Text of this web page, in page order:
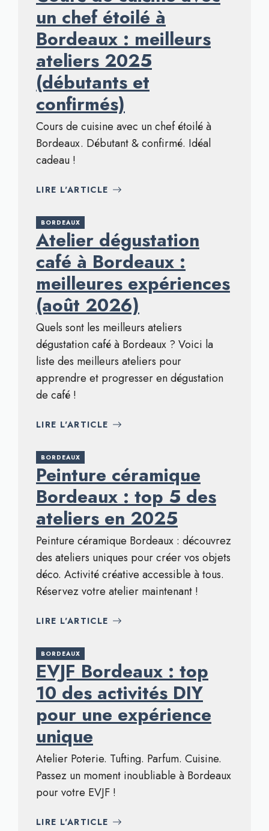
un chef étoilé à
Bordeaux : meilleurs
ateliers 2025
(débutants et
confirmés)
Cours de cuisine avec un chef étoilé à
Bordeaux. Débutant & confirmé. Idéal
cadeau !
LIRE L'ARTICLE
BORDEAUX
Atelier dégustation
café à Bordeaux :
meilleures expériences
(août 2026)
Quels sont les meilleurs ateliers
dégustation café à Bordeaux ? Voici la
liste des meilleurs ateliers pour
apprendre et progresser en dégustation
de café !
LIRE L'ARTICLE
BORDEAUX
Peinture céramique
Bordeaux : top 5 des
ateliers en 2025
Peinture céramique Bordeaux : découvrez
des ateliers uniques pour créer vos objets
déco. Activité créative accessible à tous.
Réservez votre atelier maintenant !
LIRE L'ARTICLE
BORDEAUX
EVJF Bordeaux : top
10 des activités DIY
pour une expérience
unique
Atelier Poterie. Tufting. Parfum. Cuisine.
Passez un moment inoubliable à Bordeaux
pour votre EVJF !
LIRE L'ARTICLE